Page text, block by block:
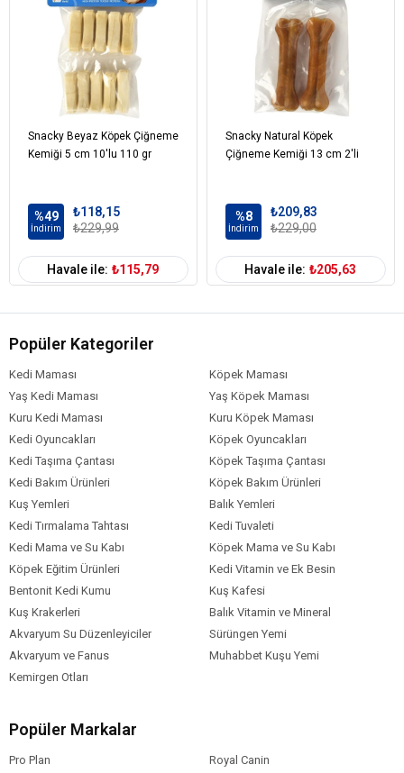
Analitik Bileşenler (%)
Protein: %7.0
Yağ içeriği: %6.0
İnorganik madde: %2.0
Ham selüloz: %0.3
Nem: %82.5
Kalsiyum: %0.35
Snacky Beyaz Köpek Çiğneme
Kemiği 5 cm 10'lu 110 gr
%49
İndirim
₺118,15
₺229,99
Havale ile: ₺115,79
Snacky Natural Köpek
Çiğneme Kemiği 13 cm 2'li
%8
İndirim
₺209,83
₺229,00
Havale ile: ₺205,63
Popüler Kategoriler
Kedi Maması
Köpek Maması
Yaş Kedi Maması
Yaş Köpek Maması
Kuru Kedi Maması
Kuru Köpek Maması
Kedi Oyuncakları
Köpek Oyuncakları
Kedi Taşıma Çantası
Köpek Taşıma Çantası
Kedi Bakım Ürünleri
Köpek Bakım Ürünleri
Kuş Yemleri
Balık Yemleri
Kedi Tırmalama Tahtası
Kedi Tuvaleti
Kedi Mama ve Su Kabı
Köpek Mama ve Su Kabı
Köpek Eğitim Ürünleri
Kedi Vitamin ve Ek Besin
Bentonit Kedi Kumu
Kuş Kafesi
Kuş Krakerleri
Balık Vitamin ve Mineral
Akvaryum Su Düzenleyiciler
Sürüngen Yemi
Akvaryum ve Fanus
Muhabbet Kuşu Yemi
Kemirgen Otları
Popüler Markalar
Pro Plan
Royal Canin